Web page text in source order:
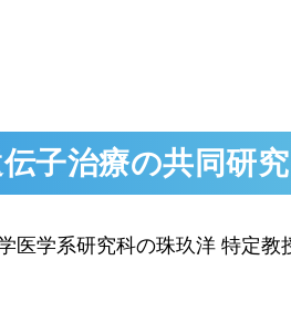
子治療の共同研
学系研究科の珠玖洋 特定